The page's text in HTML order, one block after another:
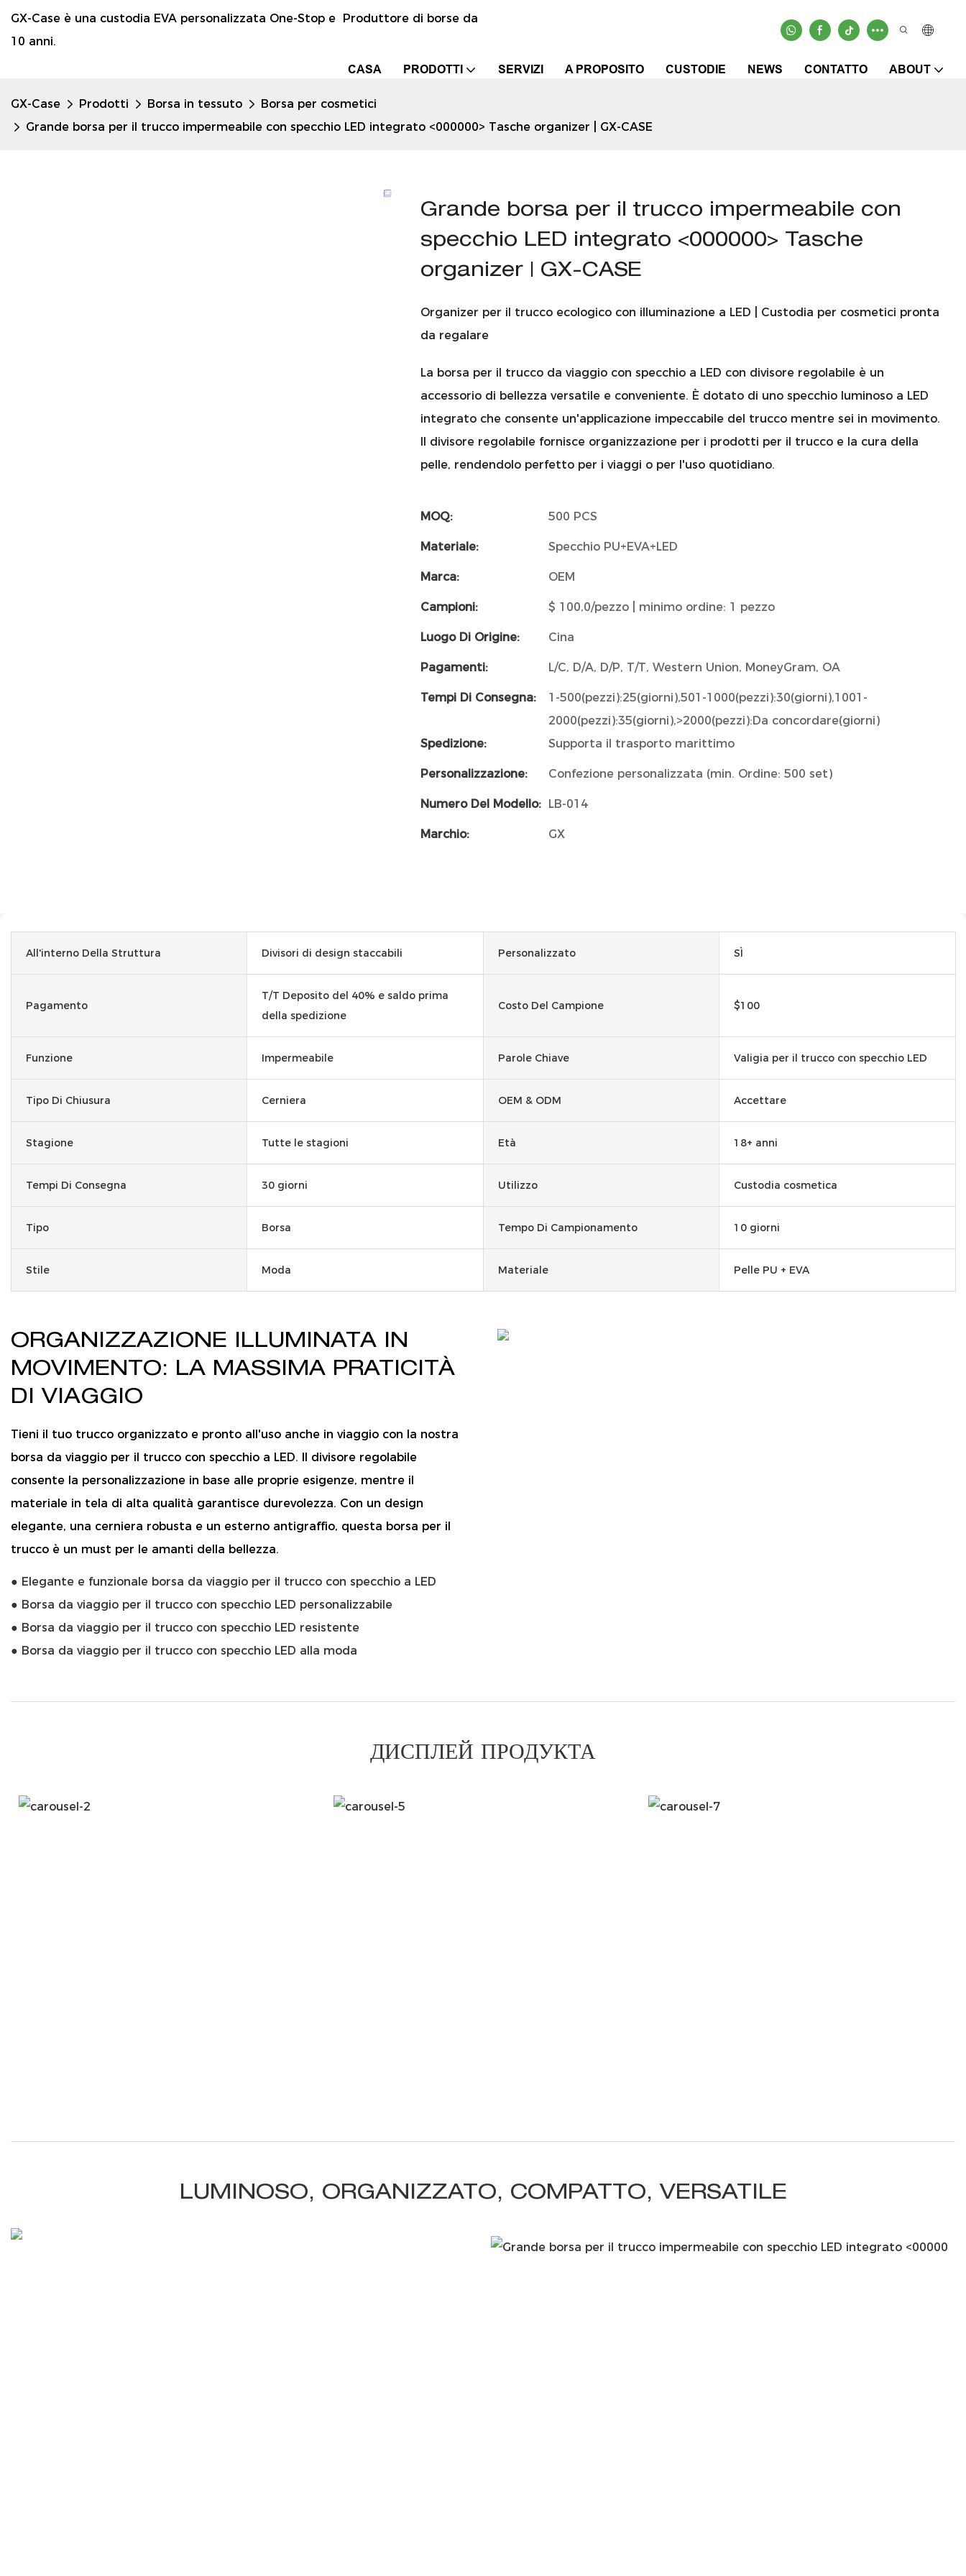
GX-Case è una custodia EVA personalizzata One-Stop e Produttore di borse da
10 anni.
CASA PRODOTTI SERVIZI A PROPOSITO CUSTODIE NEWS CONTATTO ABOUT
GX-Case Prodotti Borsa in tessuto
Borsa per cosmetici
Grande borsa per il trucco impermeabile con specchio LED integrato <000000> Tasche organizer | GX-CASE
Grande borsa per il trucco impermeabile con
specchio LED integrato <000000> Tasche
organizer | GX-CASE
Organizer per il trucco ecologico con illuminazione a LED | Custodia per cosmetici pronta
da regalare
La borsa per il trucco da viaggio con specchio a LED con divisore regolabile è un
accessorio di bellezza versatile e conveniente. È dotato di uno specchio luminoso a LED
integrato che consente un'applicazione impeccabile del trucco mentre sei in movimento.
Il divisore regolabile fornisce organizzazione per i prodotti per il trucco e la cura della
pelle, rendendolo perfetto per i viaggi o per l'uso quotidiano.
MOQ: 500 PCS
Materiale: Specchio PU+EVA+LED
Marca: OEM
Campioni: $ 100,0/pezzo | minimo ordine: 1 pezzo
Luogo Di Origine: Cina
Pagamenti: L/C, D/A, D/P, T/T, Western Union, MoneyGram, OA
Tempi Di Consegna:
1-500(pezzi):25(giorni),501-1000(pezzi):30(giorni),1001-
2000(pezzi):35(giorni),>2000(pezzi):Da concordare(giorni)
Spedizione:
Supporta il trasporto marittimo
Personalizzazione: Confezione personalizzata (min. Ordine: 500 set)
Numero Del Modello: LB-014
Marchio: GX
All'interno Della Struttura Divisori di design staccabili Personalizzato SÌ
Pagamento
T/T Deposito del 40% e saldo prima
della spedizione
Costo Del Campione $100
Funzione Impermeabile Parole Chiave Valigia per il trucco con specchio LED
Tipo Di Chiusura Cerniera OEM & ODM Accettare
Stagione Tutte le stagioni Età 18+ anni
Tempi Di Consegna 30 giorni Utilizzo Custodia cosmetica
Tipo Borsa Tempo Di Campionamento 10 giorni
Stile Moda Materiale Pelle PU + EVA
ORGANIZZAZIONE ILLUMINATA IN
MOVIMENTO: LA MASSIMA PRATICITÀ
DI VIAGGIO
Tieni il tuo trucco organizzato e pronto all'uso anche in viaggio con la nostra
borsa da viaggio per il trucco con specchio a LED. Il divisore regolabile
consente la personalizzazione in base alle proprie esigenze, mentre il
materiale in tela di alta qualità garantisce durevolezza. Con un design
elegante, una cerniera robusta e un esterno antigraffio, questa borsa per il
trucco è un must per le amanti della bellezza.
● Elegante e funzionale borsa da viaggio per il trucco con specchio a LED
● Borsa da viaggio per il trucco con specchio LED personalizzabile
● Borsa da viaggio per il trucco con specchio LED resistente
● Borsa da viaggio per il trucco con specchio LED alla moda
ДИСПЛЕЙ ПРОДУКТА
LUMINOSO, ORGANIZZATO, COMPATTO, VERSATILE